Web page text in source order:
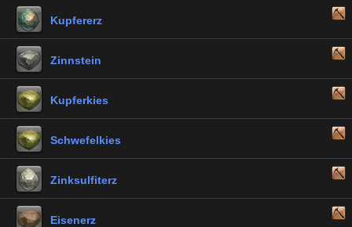
Kupfererz
Zinnstein
Kupferkies
Schwefelkies
Zinksulfiterz
Eisenerz